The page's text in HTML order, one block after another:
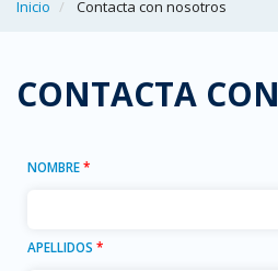
Inicio Contacta con nosotros
CONTACTA CON
NOMBRE*
APELLIDOS *